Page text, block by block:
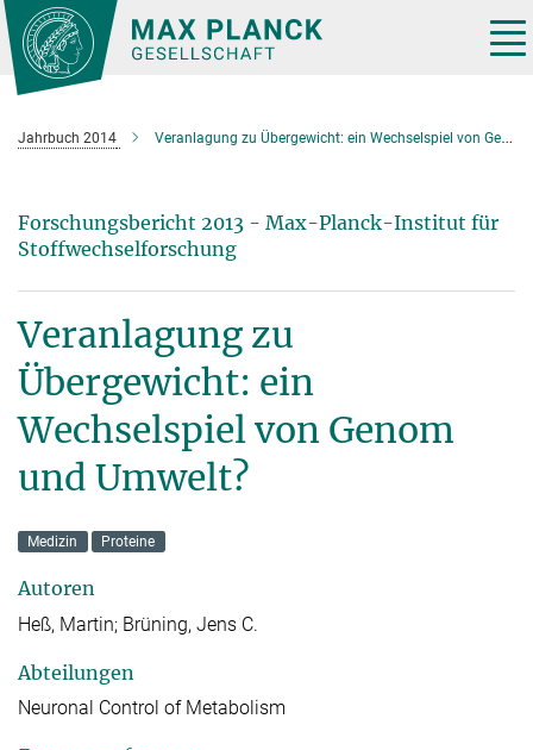
Hauptinhalt
Jahrbuch 2014 Veranlagung zu Übergewicht: ein Wechselspiel von Genom und Umwelt?
Forschungsbericht 2013 - Max-Planck-Institut für
Stoffwechselforschung
Veranlagung zu
Übergewicht: ein
Wechselspiel von Genom
und Umwelt?
Medizin Proteine
Autoren
Heß, Martin; Brüning, Jens C.
Abteilungen
Neuronal Control of Metabolism